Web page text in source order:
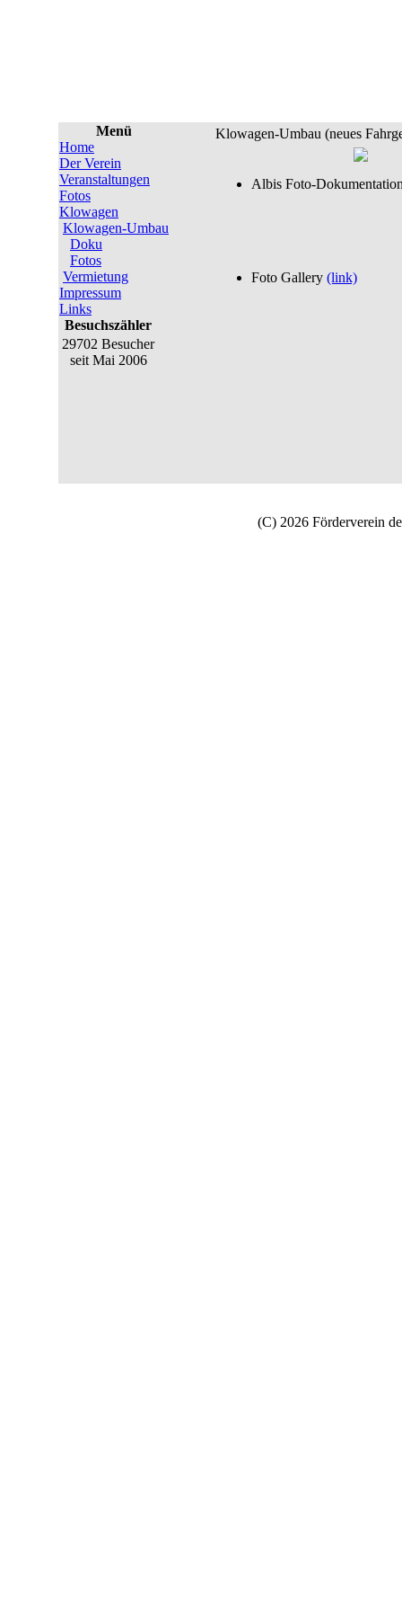
Menü
Home
Der Verein
Veranstaltungen
Fotos
Klowagen
Klowagen-Umbau
Doku
Fotos
Vermietung
Impressum
Links
Besuchszähler
29702 Besucher
seit Mai 2006
Klowagen-Umbau (neues
Albis Foto-
Foto Gallery (link)
(C) 2026 Förderverein